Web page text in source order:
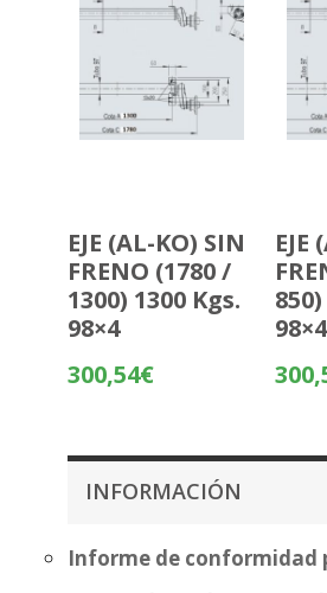
EJE (AL-KO) SIN
FRENO (1780 /
1300) 1300 Kgs.
98×4
300,54€
EJE
98×4
INFORMACIÓN
Informe de conformidad